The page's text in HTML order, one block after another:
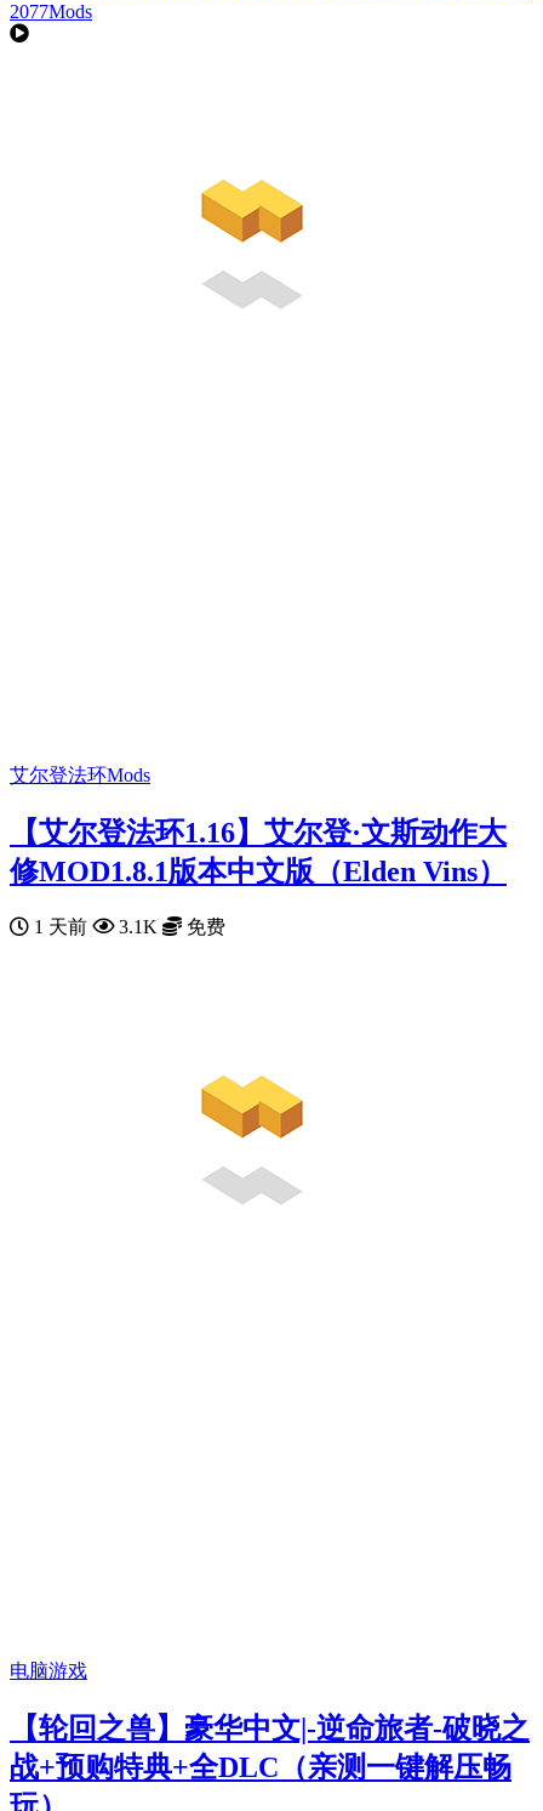
2077Mods
艾尔登法环Mods
【艾尔登法环1.16】艾尔登·文斯动作大
修MOD1.8.1版本中文版（Elden Vins）
1 天前 3.1K 免费
电脑游戏
【轮回之兽】豪华中文|-逆命旅者-破晓之
战+预购特典+全DLC（亲测一键解压畅